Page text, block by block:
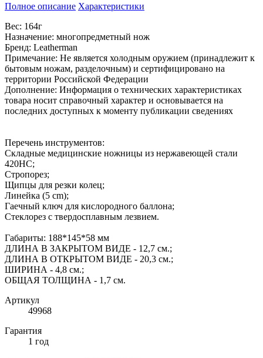
Полное описание Характеристики
Вес: 164г
Назначение: многопредметный нож
Бренд: Leatherman
Примечание: Не является холодным оружием (принадлежит к
бытовым ножам, разделочным) и сертифицировано на
территории Российской Федерации
Дополнение: Информация о технических характеристиках
товара носит справочный характер и основывается на
последних доступных к моменту публикации сведениях
Перечень инструментов:
Складные медицинские ножницы из нержавеющей стали
420HC;
Стропорез;
Щипцы для резки колец;
Линейка (5 cm);
Гаечный ключ для кислородного баллона;
Стеклорез с твердосплавным лезвием.
Габариты: 188*145*58 мм
ДЛИНА В ЗАКРЫТОМ ВИДЕ - 12,7 см.;
ДЛИНА В ОТКРЫТОМ ВИДЕ - 20,3 см.;
ШИРИНА - 4,8 см.;
ОБЩАЯ ТОЛЩИНА - 1,7 см.
Артикул
49968
Гарантия
1 год